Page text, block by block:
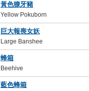
黃色獠牙豬
Yellow Pokuborn
巨大報喪女妖
Large Banshee
蜂箱
Beehive
藍色蜂箱